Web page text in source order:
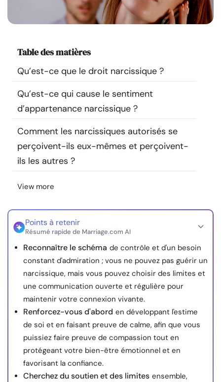
Cours
Ressources
Communauté
Trouver un thérapeute
Langue
nous
Table des matières
Qu’est-ce que le droit narcissique ?
Qu’est-ce qui cause le sentiment
d’appartenance narcissique ?
Comment les narcissiques autorisés se
perçoivent-ils eux-mêmes et perçoivent-
ils les autres ?
View more
Points à retenir
Résumé rapide de Marriage.com AI
Reconnaître le schéma de contrôle et d'un besoin
constant d'admiration ; vous ne pouvez pas guérir un
narcissique, mais vous pouvez choisir des limites et
une communication ouverte et régulière pour
maintenir votre connexion vivante.
Renforcez-vous d'abord en développant l'estime
de soi et en faisant preuve de calme, afin que vous
puissiez faire preuve de compassion tout en
protégeant votre bien-être émotionnel et en
favorisant la confiance.
Cherchez du soutien et des limites ensemble,